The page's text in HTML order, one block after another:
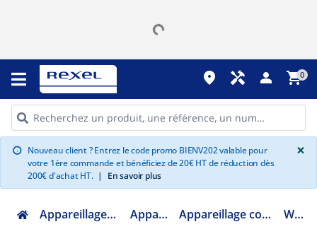
place handyman person shopping_cart0
info Nouveau client ? Entrez le code promo BIENV202 valable pour
votre 1ère commande et bénéficiez de 20€ HT de réduction dès
200€ d'achat HT. | En savoir plus
×
Appareillage et contrôle du bâtiment Appareillage mural Appareillage composable milieu de gamme WXD112B